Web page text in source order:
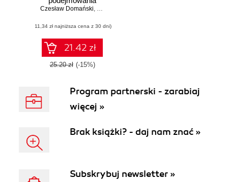
decyzji
Czesław Domański, Dorota Pekasiewicz
(11,34 zł najniższa cena z 30 dni)
21.42 zł
25.20 zł (-15%)
Program partnerski - zarabiaj
więcej »
Brak książki? - daj nam znać »
Subskrybuj newsletter »